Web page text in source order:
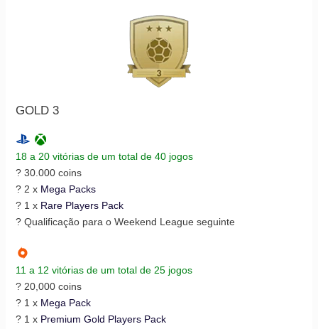
GOLD 3
18 a 20 vitórias de um total de 40 jogos
? 30.000 coins
? 2 x Mega Packs
? 1 x Rare Players Pack
? Qualificação para o Weekend League seguinte
11 a 12 vitórias de um total de 25 jogos
? 20,000 coins
? 1 x Mega Pack
? 1 x Premium Gold Players Pack